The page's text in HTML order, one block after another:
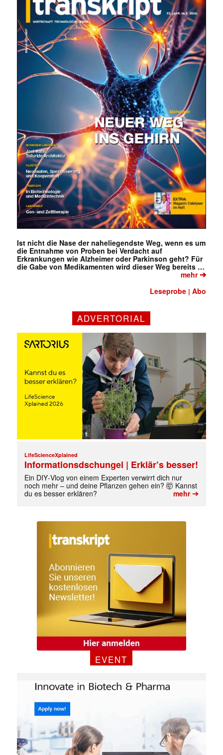
Mit dem |transkript-Newsletter
jede Woche aktuell informiert.
E-
Ist nicht die Nase der naheliegendste Weg, wenn es um
die Entnahme von Proben bei Verdacht auf
Erkrankungen wie Alzheimer oder Parkinson geht? Für
die Gabe von Medikamenten wird dieser Weg bereits …
mehr➔
Leseprobe |Abo
ADVERTORIAL
LifeScienceXplained
Informationsdschungel | Erklär’s besser!
Ein DIY‑Vlog von einem Experten verwirrt dich nur
noch mehr – und deine Pflanzen gehen ein? 🤯 Kannst
du es besser erklären?
mehr➔
EVENT